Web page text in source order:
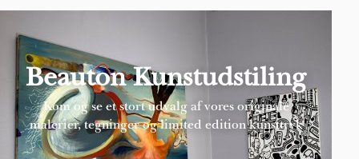
Beauton Kunstudstiling
Kom og se et stort udvalg af vores originale
malerier, tegninger og limited edition kunsttryk